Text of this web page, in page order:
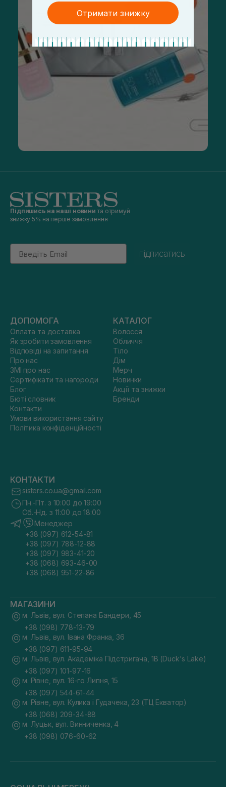
Підпишись на наші новини та отримуй
знижку 5% на перше замовлення
Email
підписатись
ДОПОМОГА
Оплата та доставка
Як зробити замовлення
Відповіді на запитання
Про нас
ЗМІ про нас
Сертифікати та нагороди
Блог
Бюті словник
Контакти
Умови використання сайту
Політика конфіденційності
КАТАЛОГ
Волосся
Обличчя
Тіло
Дім
Мерч
Новинки
Акції та знижки
Бренди
КОНТАКТИ
sisters.co.ua@gmail.com
Пн.-Пт. з 10:00 до 19:00
Сб.-Нд. з 11:00 до 18:00
Менеджер
+38 (097) 612-54-81
+38 (097) 788-12-88
+38 (097) 983-41-20
+38 (068) 693-46-00
+38 (068) 951-22-86
МАГАЗИНИ
м. Львів, вул. Степана Бандери, 45
+38 (098) 778-13-79
м. Львів, вул. Івана Франка, 36
+38 (097) 611-95-94
м. Львів, вул. Академіка Підстригача, 1В (Duck's Lake)
+38 (097) 101-97-16
м. Рівне, вул. 16-го Липня, 15
+38 (097) 544-61-44
м. Рівне, вул. Кулика і Гудачека, 23 (ТЦ Екватор)
+38 (068) 209-34-88
м. Луцьк, вул. Винниченка, 4
+38 (098) 076-60-62
Отримати знижку